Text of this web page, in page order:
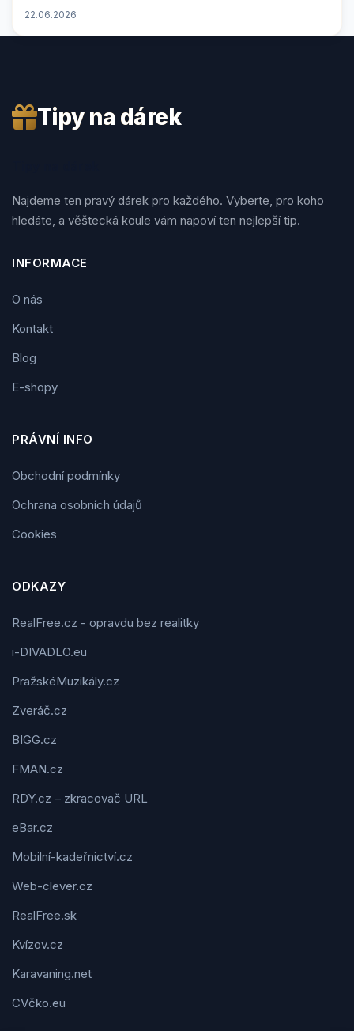
22.06.2026
Tipy na dárek
Najdeme ten pravý dárek pro každého. Vyberte, pro koho
hledáte, a věštecká koule vám napoví ten nejlepší tip.
INFORMACE
O nás
Kontakt
Blog
E-shopy
PRÁVNÍ INFO
Obchodní podmínky
Ochrana osobních údajů
Cookies
ODKAZY
RealFree.cz - opravdu bez realitky
i-DIVADLO.eu
PražskéMuzikály.cz
Zveráč.cz
BIGG.cz
FMAN.cz
RDY.cz – zkracovač URL
eBar.cz
Mobilní-kadeřnictví.cz
Web-clever.cz
RealFree.sk
Kvízov.cz
Karavaning.net
CVčko.eu